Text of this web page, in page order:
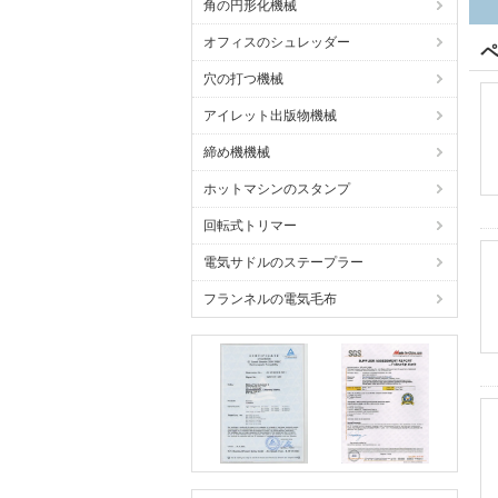
角の円形化機械
オフィスのシュレッダー
穴の打つ機械
アイレット出版物機械
締め機機械
ホットマシンのスタンプ
回転式トリマー
電気サドルのステープラー
フランネルの電気毛布